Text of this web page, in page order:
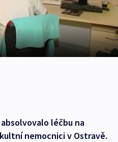
léčbu na
nemocnici v Ostravě.